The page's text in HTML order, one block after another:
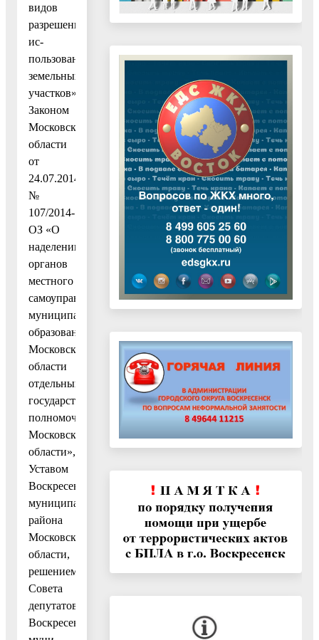
видов
разрешенного
ис-
пользования
земельных
участков»,
Законом
Московской
области
от
24.07.2014
№
107/2014-
ОЗ «О
наделении
органов
местного
самоуправления
муниципальных
образований
Московской
области
отдельными
государственными
полномочиями
Московской
области»,
Уставом
Воскресенского
муниципального
района
Московской
области,
решением
Совета
депутатов
Воскресенского